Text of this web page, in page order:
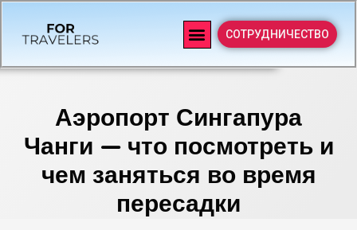
СОТРУДНИЧЕСТВО
Аэропорт Сингапура
Чанги — что посмотреть и
чем заняться во время
пересадки